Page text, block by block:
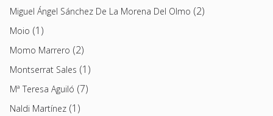
Miguel Ángel Sánchez De La Morena Del Olmo (2)
Moio (1)
Momo Marrero (2)
Montserrat Sales (1)
Mª Teresa Aguiló (7)
Naldi Martínez (1)